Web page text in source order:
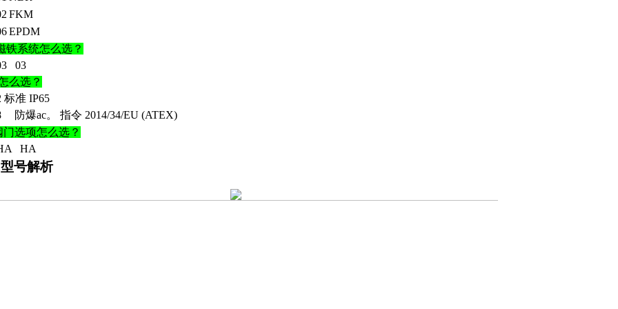
FKM
EPDM
铁系统怎么选？
03
么选？
标准 IP65
防爆ac。 指令 2014/34/EU (ATEX)
门选项怎么选？
HA
号解析